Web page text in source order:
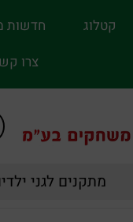
קטלוג חדשות
צרו
מתקנים לגני